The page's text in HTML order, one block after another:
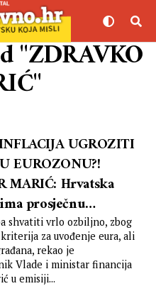
"ZDRAVKO
UGROZITI
EUROZONU?!
MARIĆ: Hrvatska
prosječnu
ne odskače od
shvatiti vrlo ozbiljno, zbog
za uvođenje eura, ali
rekao je
Vlade i ministar financija
u emisiji...